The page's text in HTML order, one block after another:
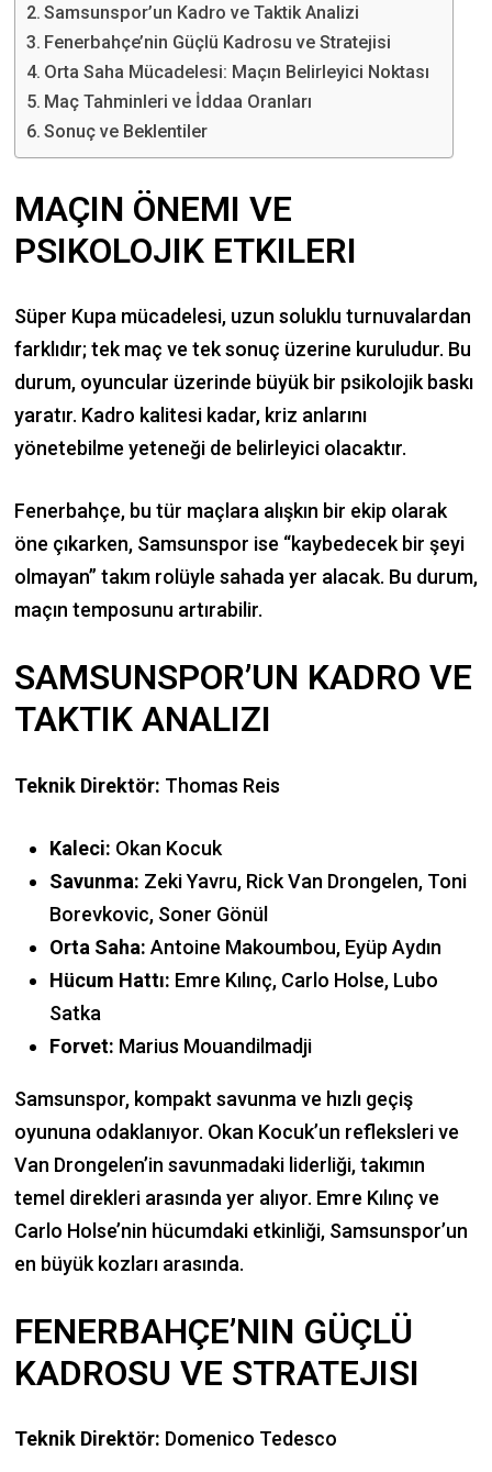
Samsunspor’un Kadro ve Taktik Analizi
Fenerbahçe’nin Güçlü Kadrosu ve Stratejisi
Orta Saha Mücadelesi: Maçın Belirleyici Noktası
Maç Tahminleri ve İddaa Oranları
Sonuç ve Beklentiler
MAÇIN ÖNEMI VE
PSIKOLOJIK ETKILERI
Süper Kupa mücadelesi, uzun soluklu turnuvalardan
farklıdır; tek maç ve tek sonuç üzerine kuruludur. Bu
durum, oyuncular üzerinde büyük bir psikolojik baskı
yaratır. Kadro kalitesi kadar, kriz anlarını
yönetebilme yeteneği de belirleyici olacaktır.
Fenerbahçe, bu tür maçlara alışkın bir ekip olarak
öne çıkarken, Samsunspor ise “kaybedecek bir şeyi
olmayan” takım rolüyle sahada yer alacak. Bu durum,
maçın temposunu artırabilir.
SAMSUNSPOR’UN KADRO VE
TAKTIK ANALIZI
Teknik Direktör: Thomas Reis
Kaleci: Okan Kocuk
Savunma: Zeki Yavru, Rick Van Drongelen, Toni
Borevkovic, Soner Gönül
Orta Saha: Antoine Makoumbou, Eyüp Aydın
Hücum Hattı: Emre Kılınç, Carlo Holse, Lubo
Satka
Forvet: Marius Mouandilmadji
Samsunspor, kompakt savunma ve hızlı geçiş
oyununa odaklanıyor. Okan Kocuk’un refleksleri ve
Van Drongelen’in savunmadaki liderliği, takımın
temel direkleri arasında yer alıyor. Emre Kılınç ve
Carlo Holse’nin hücumdaki etkinliği, Samsunspor’un
en büyük kozları arasında.
FENERBAHÇE’NIN GÜÇLÜ
KADROSU VE STRATEJISI
Teknik Direktör: Domenico Tedesco